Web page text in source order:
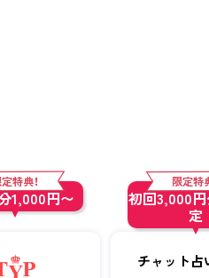
特典！
1,000円〜
限定特
初回3,000
定
チャット占